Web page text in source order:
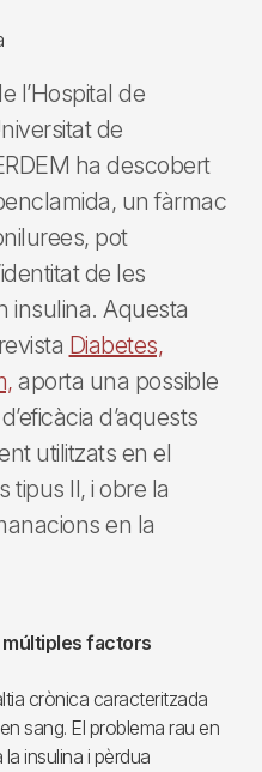
l’Hospital de
de
ha descobert
un fàrmac
pot
de les
insulina. Aquesta
Diabetes,
aporta una possible
d’aquests
utilitzats en el
tipus II, i obre la
en la
múltiples factors
crònica caracteritzada
sang. El problema rau en
insulina i pèrdua